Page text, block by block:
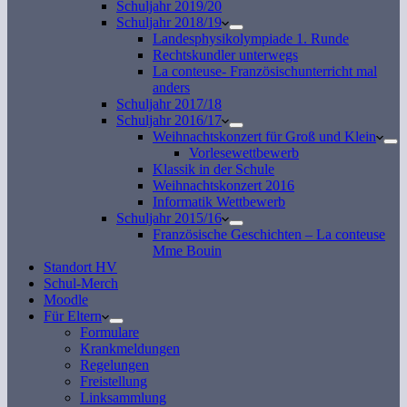
Schuljahr 2019/20
Schuljahr 2018/19
Landesphysikolympiade 1. Runde
Rechtskundler unterwegs
La conteuse- Französischunterricht mal
anders
Schuljahr 2017/18
Schuljahr 2016/17
Weihnachtskonzert für Groß und Klein
Vorlesewettbewerb
Klassik in der Schule
Weihnachtskonzert 2016
Informatik Wettbewerb
Schuljahr 2015/16
Französische Geschichten – La conteuse
Mme Bouin
Standort HV
Schul-Merch
Moodle
Für Eltern
Formulare
Krankmeldungen
Regelungen
Freistellung
Linksammlung